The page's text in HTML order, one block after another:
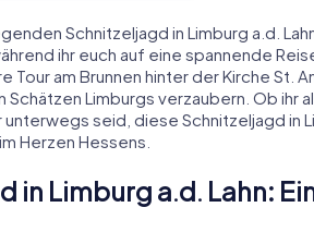
Schnitzeljagd in Limburg a.d.
ihr euch auf eine spannende
am Brunnen hinter der Kirche St.
Schätzen Limburgs verzaubern. Ob ihr
seid, diese Schnitzeljagd in
Herzen Hessens.
in Limburg a.d. Lahn: